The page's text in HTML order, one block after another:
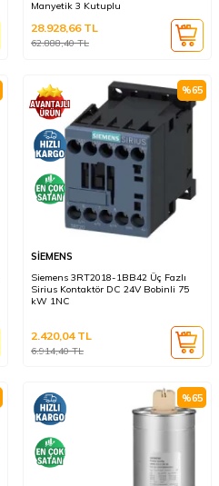
Manyetik 3 Kutuplu
62.888,40TL
28.928,66TL
%65
SİEMENS
Siemens 3RT2018-1BB42 Üç Fazlı
Sirius Kontaktör DC 24V Bobinli 75
kW 1NC
6.914,40TL
2.420,04TL
%65